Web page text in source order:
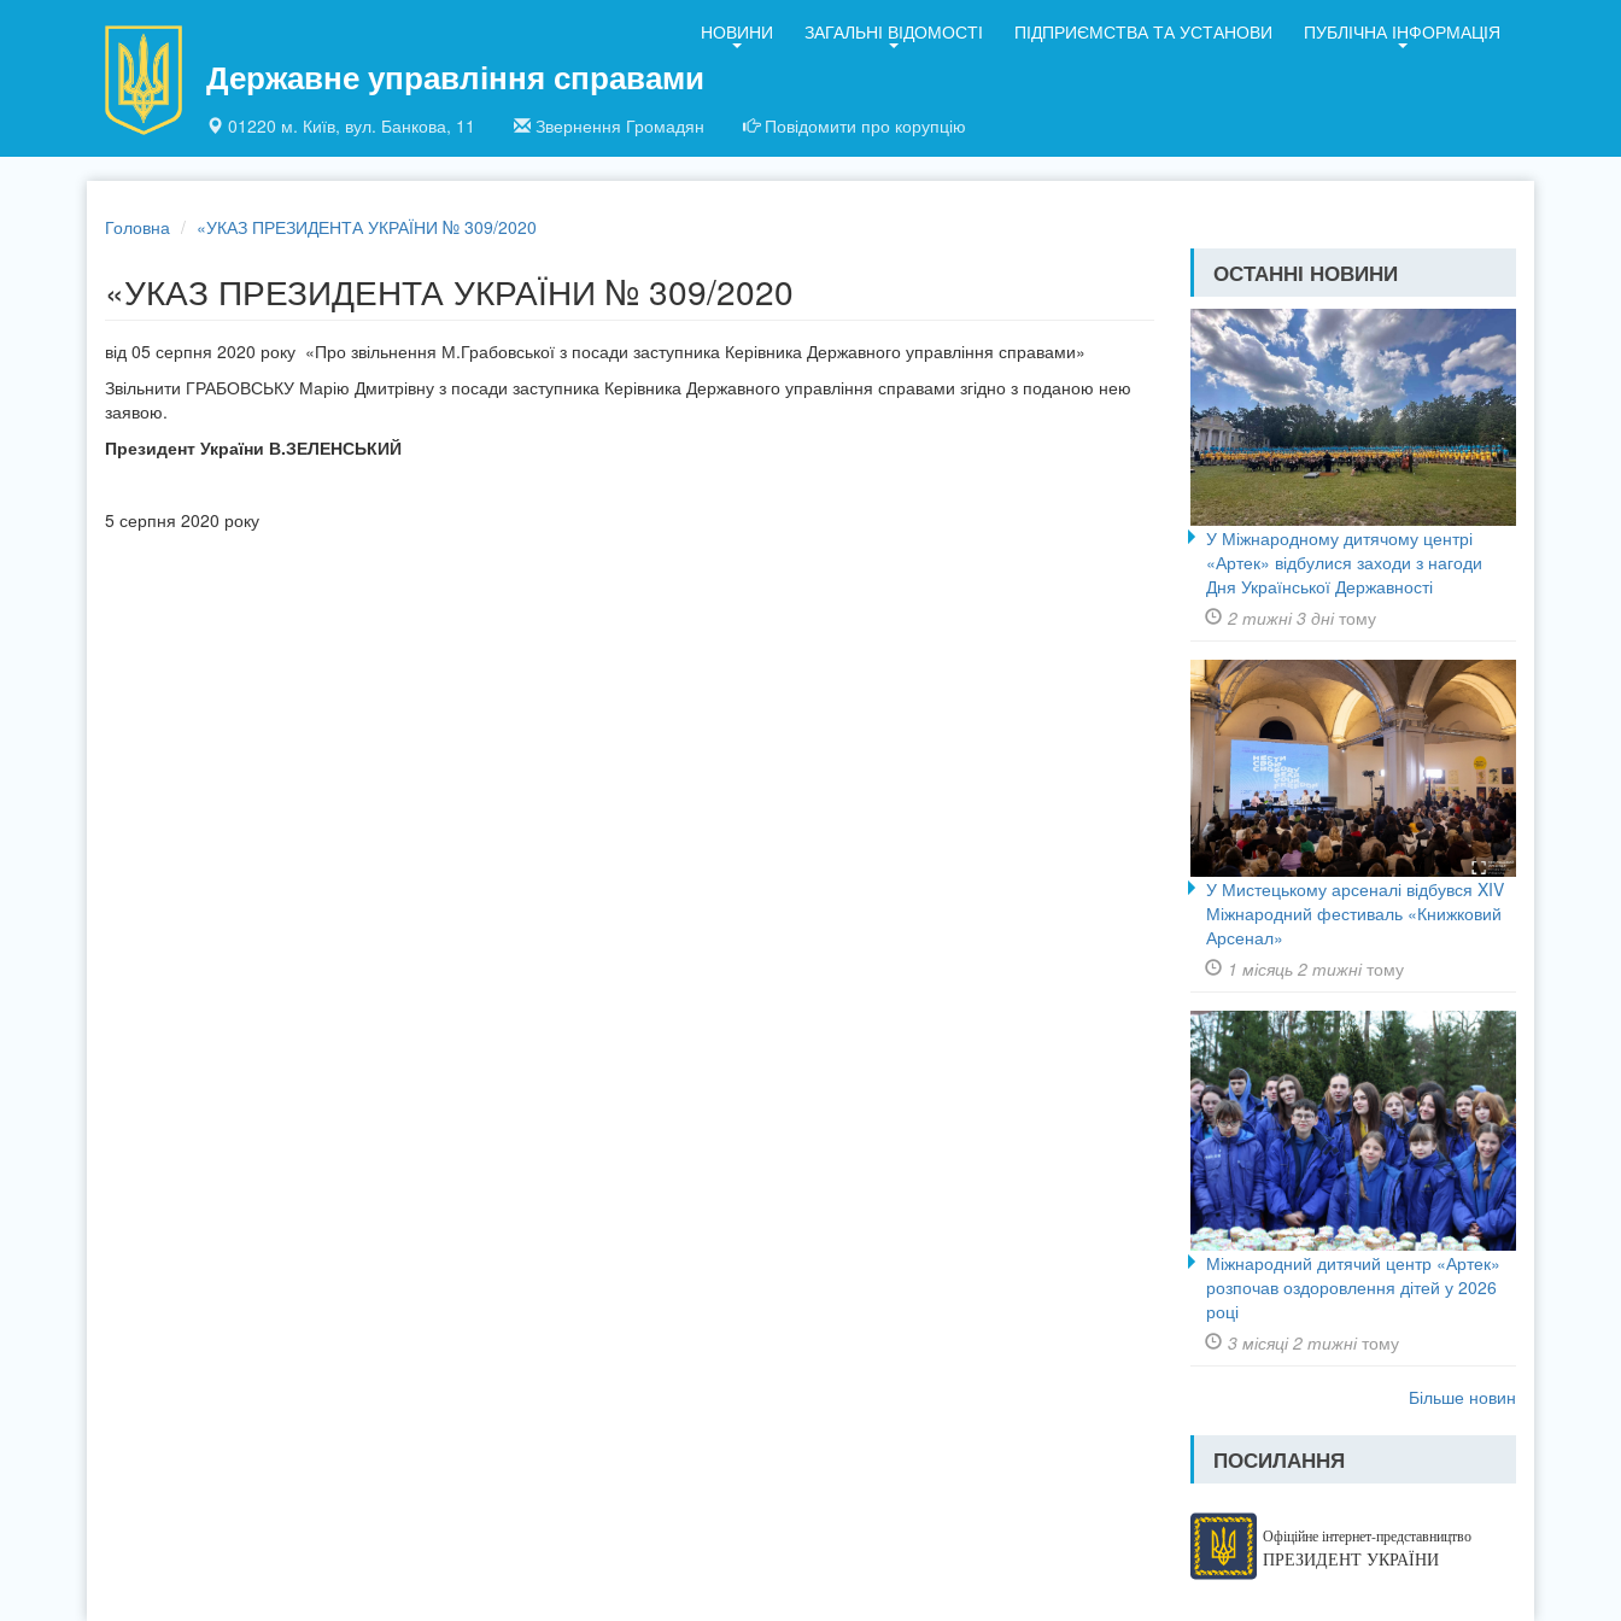
Державне управління справами
01220 м. Київ, вул. Банкова, 11 Звернення Громадян Повідомити про корупцію
НОВИНИ ЗАГАЛЬНІ ВІДОМОСТІ ПІДПРИЄМСТВА ТА УСТАНОВИ ПУБЛІЧНА ІНФОРМАЦІЯ
Головна «УКАЗ ПРЕЗИДЕНТА УКРАЇНИ № 309/2020
«УКАЗ ПРЕЗИДЕНТА УКРАЇНИ № 309/2020
від 05 серпня 2020 року «Про звільнення М.Грабовської з посади заступника Керівника Державного управління справами»
Звільнити ГРАБОВСЬКУ Марію Дмитрівну з посади заступника Керівника Державного управління справами згідно з поданою нею
заявою.
Президент України В.ЗЕЛЕНСЬКИЙ
5 серпня 2020 року
ОСТАННІ НОВИНИ
У Міжнародному дитячому центрі
«Артек» відбулися заходи з нагоди
Дня Української Державності
2 тижні 3 днітому
У Мистецькому арсеналі відбувся XIV
Міжнародний фестиваль «Книжковий
Арсенал»
1 місяць 2 тижнітому
Міжнародний дитячий центр «Артек»
розпочав оздоровлення дітей у 2026
році
3 місяці 2 тижнітому
Більше новин
ПОСИЛАННЯ
Офіційне інтернет-представництво
ПРЕЗИДЕНТ УКРАЇНИ